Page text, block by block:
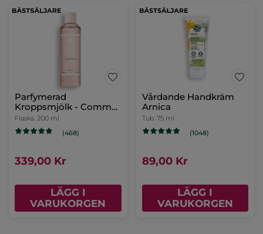
Parfymerad
Kroppsmjölk - Comme
une Evidence
Flaska 200 ml
(468)
339,00 Kr
LÄGG I
VARUKORGEN
Vårdande Handkräm
Arnica
Tub 75 ml
(1048)
89,00 Kr
LÄGG I
VARUKORGEN